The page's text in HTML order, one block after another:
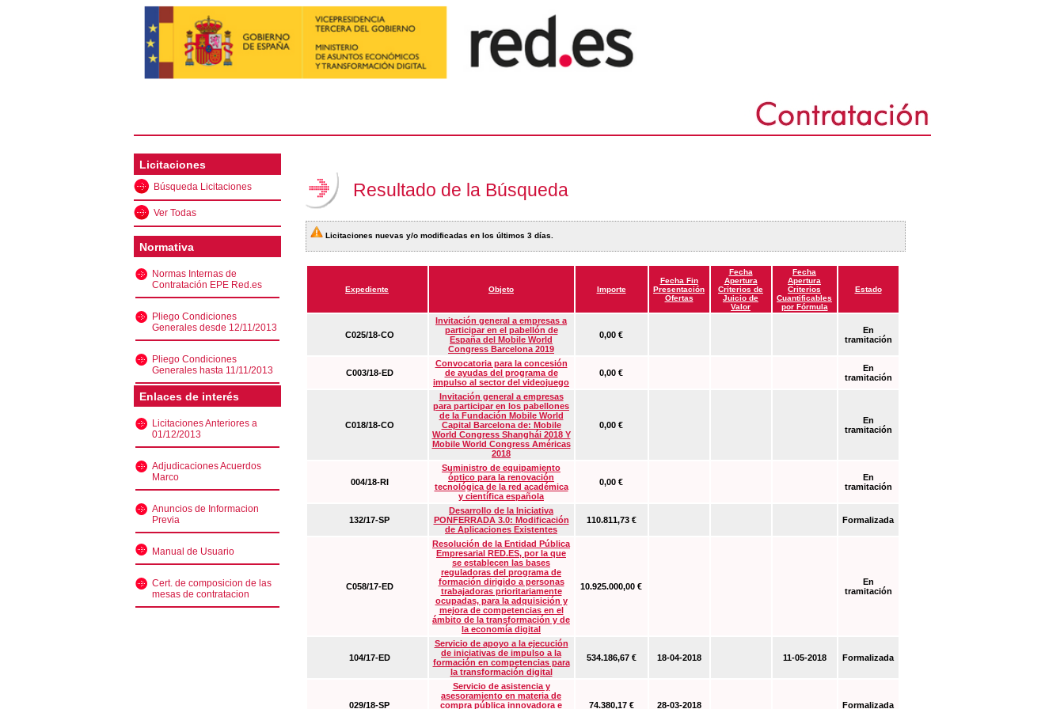
Licitaciones
Búsqueda Licitaciones
Ver Todas
Normativa
Normas Internas de
Contratación EPE Red.es
Pliego Condiciones
Generales desde 12/11/2013
Pliego Condiciones
Generales hasta 11/11/2013
Enlaces de interés
Licitaciones Anteriores a
01/12/2013
Adjudicaciones Acuerdos
Marco
Anuncios de Informacion
Previa
Manual de Usuario
Cert. de composicion de las
mesas de contratacion
Resultado de la Búsqueda
Licitaciones nuevas y/o modificadas en los últimos 3 días.
Expediente Objeto Importe
Fecha Fin
Presentación
Ofertas
Fecha
Apertura
Criterios de
Juicio de
Valor
Fecha
Apertura
Criterios
Cuantificables
por Fórmula
Estado
C025/18-CO
Invitación general a empresas a
participar en el pabellón de
España del Mobile World
Congress Barcelona 2019
0,00 €
En
tramitación
C003/18-ED
Convocatoria para la concesión
de ayudas del programa de
impulso al sector del videojuego
0,00 €
En
tramitación
C018/18-CO
Invitación general a empresas
para participar en los pabellones
de la Fundación Mobile World
Capital Barcelona de: Mobile
World Congress Shanghái 2018 Y
Mobile World Congress Américas
2018
0,00 €
En
tramitación
004/18-RI
Suministro de equipamiento
óptico para la renovación
tecnológica de la red académica
y científica española
0,00 €
En
tramitación
132/17-SP
Desarrollo de la Iniciativa
PONFERRADA 3.0: Modificación
de Aplicaciones Existentes
110.811,73 € Formalizada
C058/17-ED
Resolución de la Entidad Pública
Empresarial RED.ES, por la que
se establecen las bases
reguladoras del programa de
formación dirigido a personas
trabajadoras prioritariamente
ocupadas, para la adquisición y
mejora de competencias en el
ámbito de la transformación y de
la economía digital
10.925.000,00 €
En
tramitación
104/17-ED
Servicio de apoyo a la ejecución
de iniciativas de impulso a la
formación en competencias para
la transformación digital
534.186,67 € 18-04-2018 11-05-2018 Formalizada
029/18-SP
Servicio de asistencia y
asesoramiento en materia de
compra pública innovadora e
74.380,17 € 28-03-2018 Formalizada